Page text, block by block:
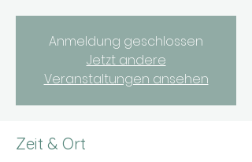
Anmeldung geschlossen
Jetzt andere
Veranstaltungen ansehen
Zeit & Ort